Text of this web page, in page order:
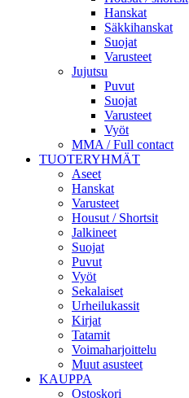
Hanskat
Säkkihanskat
Suojat
Varusteet
Jujutsu
Puvut
Suojat
Varusteet
Vyöt
MMA / Full contact
TUOTERYHMÄT
Aseet
Hanskat
Varusteet
Housut / Shortsit
Jalkineet
Suojat
Puvut
Vyöt
Sekalaiset
Urheilukassit
Kirjat
Tatamit
Voimaharjoittelu
Muut asusteet
KAUPPA
Ostoskori